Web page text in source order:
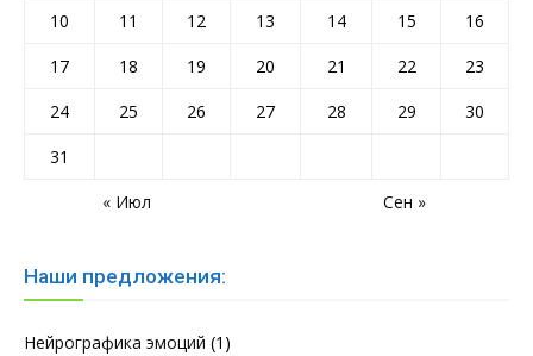
10
11 12 13 14 15
16
17
18 19 20 21 22
23
24
25 26 27 28 29
30
31
« Июл
Сен »
Наши предложения:
Нейрографика эмоций (1)